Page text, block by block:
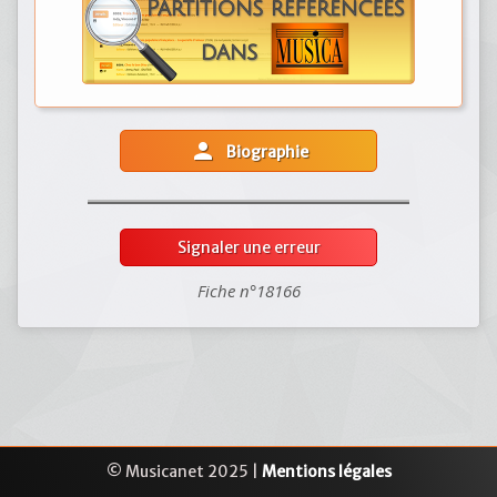
person Biographie
Signaler une erreur
Fiche n°18166
© Musicanet 2025 | Mentions légales